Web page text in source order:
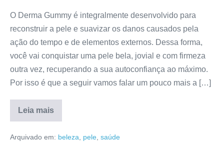
O Derma Gummy é integralmente desenvolvido para
reconstruir a pele e suavizar os danos causados pela
ação do tempo e de elementos externos. Dessa forma,
você vai conquistar uma pele bela, jovial e com firmeza
outra vez, recuperando a sua autoconfiança ao máximo.
Por isso é que a seguir vamos falar um pouco mais a […]
Leia mais
Derma
Site
Arquivado em: beleza pele saúde